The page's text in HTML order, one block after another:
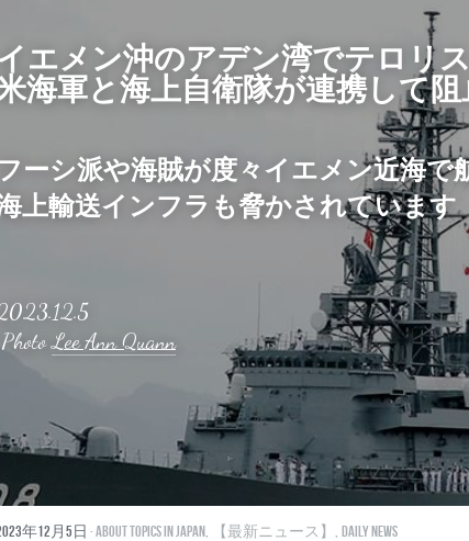
エメン沖のアデン湾でテロリ
海軍と海上自衛隊が連携して
ーシ派や海賊が度々イエメン近海で
上輸送インフラも脅かされています
Photo Lee Ann Quann
年12月5日 ·About topics in Japan, 【最新ニュース】, Daily News